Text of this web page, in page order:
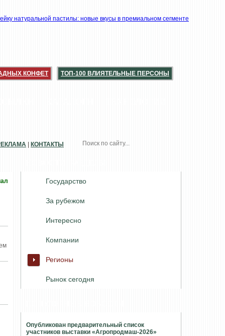
КОНФЕТ ТОП-100 ВЛИЯТЕЛЬНЫЕ ПЕРСОНЫ
Государство
За рубежом
Интересно
Компании
Регионы
Рынок сегодня
Опубликован предварительный список
участников выставки «Агропродмаш-2026»
КОНТАКТЫ